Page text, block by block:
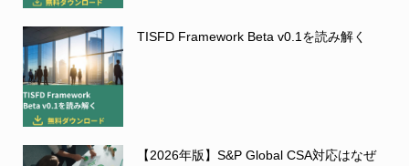
TISFD Framework Beta v0.1を読み解く
【2026年版】S&P Global CSA対応はなぜ